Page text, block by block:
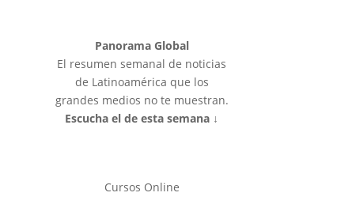
Panorama Global
El resumen semanal de noticias
de Latinoamérica que los
grandes medios no te muestran.
Escucha el de esta semana ↓
Cursos Online